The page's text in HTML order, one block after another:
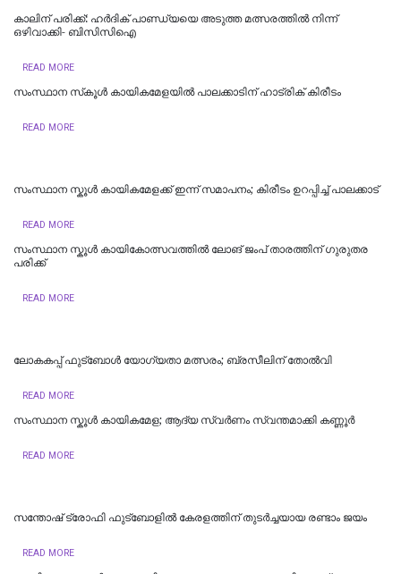
കാലിന് പരിക്ക്: ഹര്‍ദിക് പാണ്ഡ്യയെ അടുത്ത മത്സരത്തില്‍ നിന്ന്
ഒഴിവാക്കി- ബിസിസിഐ
READ MORE
സംസ്ഥാന സ്‌കൂൾ കായികമേളയിൽ പാലക്കാടിന് ഹാട്രിക് കിരീടം
READ MORE
സംസ്ഥാന സ്കൂൾ കായികമേളക്ക് ഇന്ന് സമാപനം; കിരീടം ഉറപ്പിച്ച് പാലക്കാട്
READ MORE
സംസ്ഥാന സ്കൂൾ കായികോത്സവത്തിൽ ലോങ് ജംപ് താരത്തിന് ഗുരുതര
പരിക്ക്
READ MORE
ലോകകപ്പ് ഫുട്ബോൾ യോഗ്യതാ മത്സരം; ബ്രസീലിന് തോൽവി
READ MORE
സംസ്ഥാന സ്കൂൾ കായികമേള; ആദ്യ സ്വർണം സ്വന്തമാക്കി കണ്ണൂർ
READ MORE
സന്തോഷ് ട്രോഫി ഫുട്ബോളില്‍ കേരളത്തിന് തുടര്‍ച്ചയായ രണ്ടാം ജയം
READ MORE